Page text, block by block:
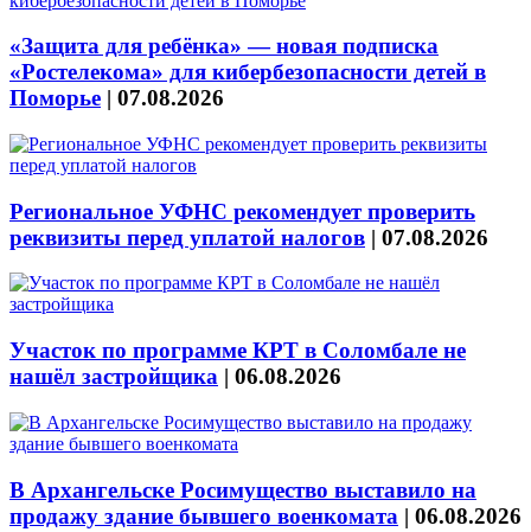
«Защита для ребёнка» — новая подписка
«Ростелекома» для кибербезопасности детей в
Поморье | 07.08.2026
Региональное УФНС рекомендует проверить
реквизиты перед уплатой налогов | 07.08.2026
Участок по программе КРТ в Соломбале не
нашёл застройщика | 06.08.2026
В Архангельске Росимущество выставило на
продажу здание бывшего военкомата | 06.08.2026